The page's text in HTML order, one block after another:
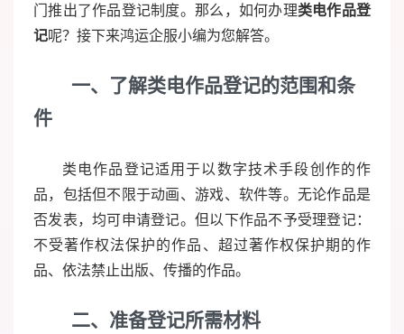
门推出了作品登记制度。那么，如何办理类电作品登
记呢？接下来鸿运企服小编为您解答。
一、了解类电作品登记的范围和条
件
类电作品登记适用于以数字技术手段创作的作
品，包括但不限于动画、游戏、软件等。无论作品是
否发表，均可申请登记。但以下作品不予受理登记：
不受著作权法保护的作品、超过著作权保护期的作
品、依法禁止出版、传播的作品。
二、准备登记所需材料